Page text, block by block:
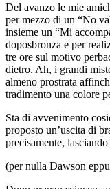
Del avanzo le mie
per mezzo di un “No
insieme un “Mi
doposbronza e per
tre ore sul motivo
dietro. Ah, i grandi
almeno prostrata
tradimento una colore
Sta di avvenimento
proposto un’uscita di
precisamente,
(per nulla Dawson